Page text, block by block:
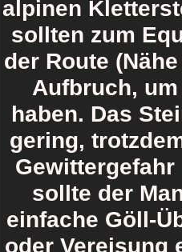
alpinen
sollten zum
der Route
Aufbruch,
haben. Das
gering,
sollte der
einfache Göll-
oder Vereisung